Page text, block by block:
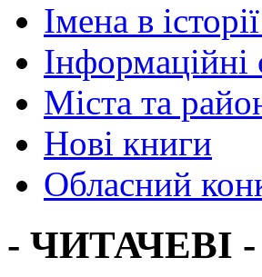
Імена в
Міста та
Нові книги
Обласний
- ЧИТАЧЕВІ -